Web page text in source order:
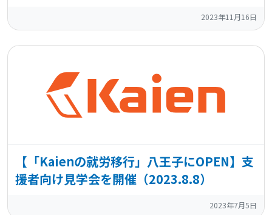
2023年11月16日
【「Kaienの就労移行」八王子にOPEN】支
援者向け見学会を開催（2023.8.8）
2023年7月5日